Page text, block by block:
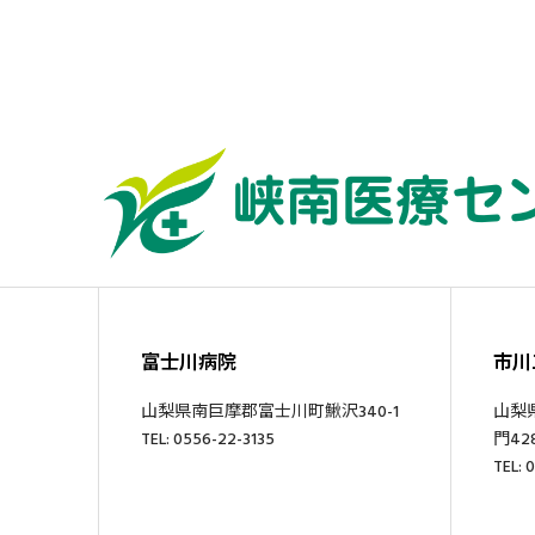
富士川病院
山梨県南巨摩郡富士川町鰍沢340-1
TEL: 0556-22-3135
市
山梨
門
TEL: